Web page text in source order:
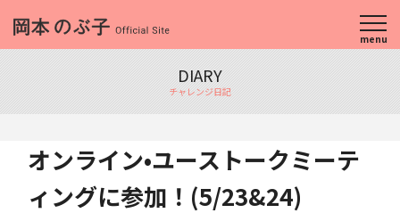
menu
DIARY
チャレンジ日記
オンライン•ユーストークミーテ
ィングに参加！(5/23&24)